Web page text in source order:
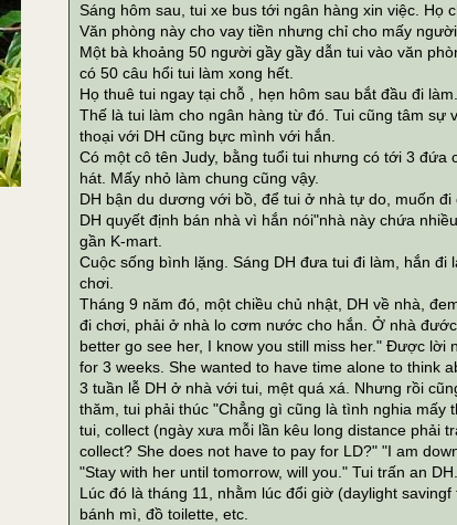
Sáng hôm sau, tui xe bus tới ngân hàng xin việc. Họ
Văn phòng này cho vay tiền nhưng chỉ cho mấy
Một bà khoảng 50 người gầy gầy dẫn tui vào văn
có 50 câu hổi tui làm xong hết.
Họ thuê tui ngay tại chỗ , hẹn hôm sau bắt đầu đi làm.
Thế là tui làm cho ngân hàng từ đó. Tui cũng tâm
thoại với DH cũng bực mình với hắn.
Có một cô tên Judy, bằng tuổi tui nhưng có tới 3
hát. Mấy nhỏ làm chung cũng vậy.
DH bận du dương với bồ, để tui ở nhà tự do, muốn đi
DH quyết định bán nhà vì hắn nói"nhà này chứa
gần K-mart.
Cuộc sống bình lặng. Sáng DH đưa tui đi làm, hắn
chơi.
Tháng 9 năm đó, một chiều chủ nhật, DH về nhà,
đi chơi, phải ở nhà lo cơm nước cho hắn. Ở nhà
better go see her, I know you still miss her." Được lời
for 3 weeks. She wanted to have time alone to think
3 tuần lễ DH ở nhà với tui, mệt quá xá. Nhưng rồi
thăm, tui phải thúc "Chẳng gì cũng là tình nghia mấy
tui, collect (ngày xưa mỗi lần kêu long distance phải
collect? She does not have to pay for LD?" "I am
"Stay with her until tomorrow, will you." Tui trấn an DH.
Lúc đó là tháng 11, nhằm lúc đổi giờ (daylight
bánh mì, đồ toilette, etc.